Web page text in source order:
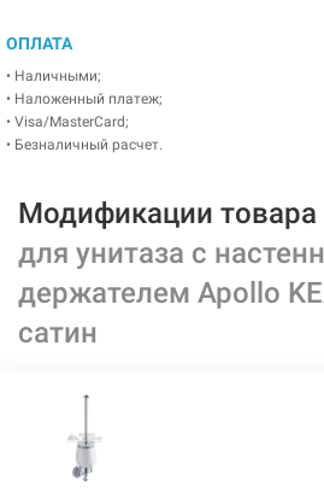
ОПЛАТА
• Наличными;
• Наложенный платеж;
• Visa/MasterCard;
• Безналичный расчет.
Модификации товара
для унитаза с
держателем Apollo
сатин